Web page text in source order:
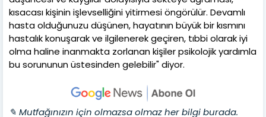
kısacası kişinin işlevselliğini yitirmesi öngörülür. Devamlı
hasta olduğunuzu düşünen, hayatının büyük bir kısmını
hastalık konuşarak ve ilgilenerek geçiren, tıbbi olarak iyi
olma haline inanmakta zorlanan kişiler psikolojik yardımla
bu sorununun üstesinden gelebilir" diyor.
✎ Mutfağınızın için olmazsa olmaz her bilgi burada.